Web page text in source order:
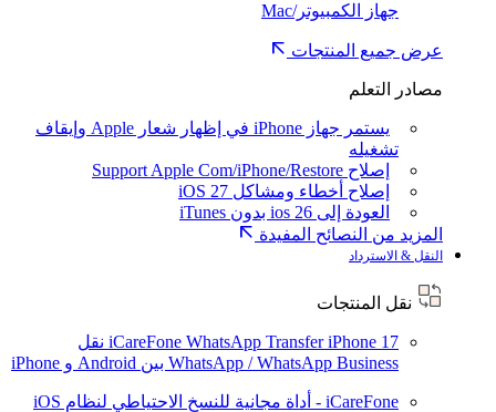
جهاز الكمبيوتر/Mac
عرض جميع المنتجات
مصادر التعلم
يستمر جهاز iPhone في إظهار شعار Apple وإيقاف
تشغيله
إصلاح Support Apple Com/iPhone/Restore
إصلاح أخطاء ومشاكل iOS 27
العودة إلى ios 26 بدون iTunes
المزيد من النصائح المفيدة
النقل & الاسترداد
نقل المنتجات
iCareFone WhatsApp TransferiPhone 17
نقل
WhatsApp / WhatsApp Business بين Android و iPhone
iCareFone - أداة مجانية للنسخ الاحتياطي لنظام iOS